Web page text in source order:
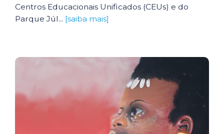
Centros Educacionais Unificados (CEUs) e do
Parque Júl... [saiba mais]